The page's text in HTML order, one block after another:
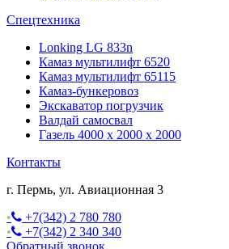
Спецтехника
Lonking LG 833n
Камаз мультилифт 6520
Камаз мультилифт 65115
Камаз-бункеровоз
Экскаватор погрузчик
Валдай самосвал
Газель 4000 x 2000 x 2000
Контакты
г. Пермь, ул. Авиационная 3
•
+7(342) 2 780 780
•
+7(342) 2 340 340
Обратный звонок